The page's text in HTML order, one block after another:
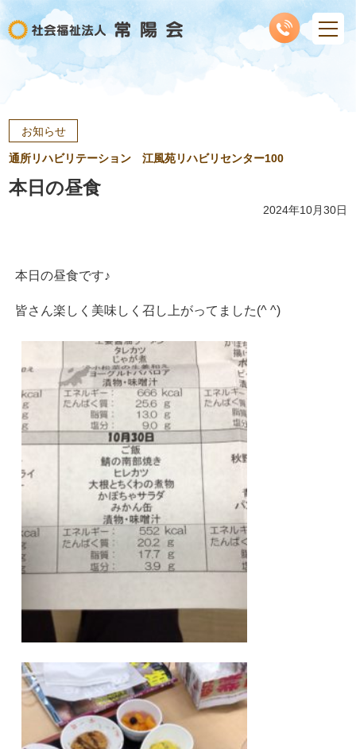
お知らせ
通所リハビリテーション 江風苑リハビリセンター100
本日の昼食
2024年10月30日
本日の昼食です♪
皆さん楽しく美味しく召し上がってました(^ ^)